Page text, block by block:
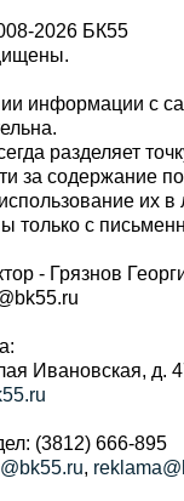
2026 БК55
информации с
разделяет
за содержание
их
с
- Грязнов
Ивановская, д.
(3812) 666-895
,